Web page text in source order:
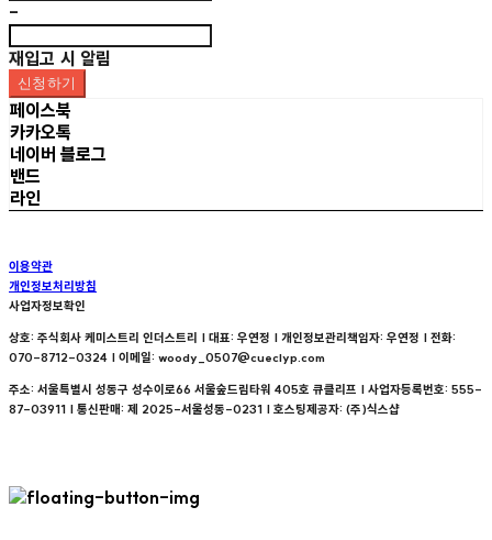
-
재입고 시 알림
신청하기
페이스북
카카오톡
네이버 블로그
밴드
라인
이용약관
개인정보처리방침
사업자정보확인
상호: 주식회사 케미스트리 인더스트리 | 대표: 우연정 | 개인정보관리책임자: 우연정 | 전화:
070-8712-0324 | 이메일: woody_0507@cueclyp.com
주소: 서울특별시 성동구 성수이로66 서울숲드림타워 405호 큐클리프 | 사업자등록번호: 555-
87-03911 | 통신판매: 제 2025-서울성동-0231 | 호스팅제공자: (주)식스샵